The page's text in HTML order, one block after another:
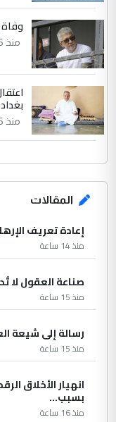
وفاة
منذ 15 ساعة
بغداد
منذ 15 ساعة
المقالات
إعادة تعريف
منذ 14 ساعة
صناعة العقول لا
منذ 15 ساعة
رسالة إلى شيعة
منذ 15 ساعة
انهيار الأخلاق
بسبب...
منذ 16 ساعة